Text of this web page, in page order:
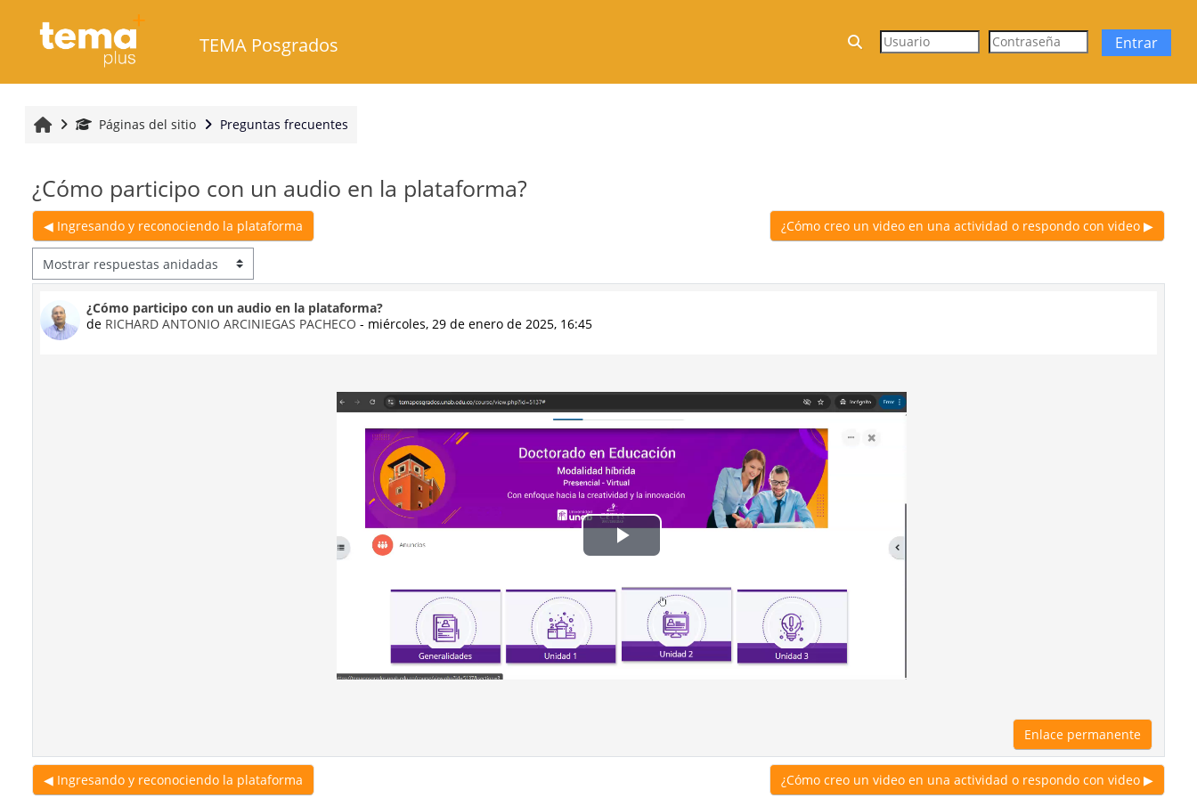
TEMA Posgrados Selector de búsqueda de entrada Entrar
InicioPáginas del sitio Preguntas frecuentes
¿Cómo participo con un audio en la plataforma?
◀︎ Ingresando y reconociendo la plataforma ¿Cómo creo un video en una actividad o respondo con video ▶︎
Mostrar modo
¿Cómo participo con un audio en la plataforma?
de RICHARD ANTONIO ARCINIEGAS PACHECO - miércoles, 29 de enero de 2025, 16:45
Número de respuestas: 0
Reproducir
Vídeo
Enlace permanente
◀︎ Ingresando y reconociendo la plataforma ¿Cómo creo un video en una actividad o respondo con video ▶︎